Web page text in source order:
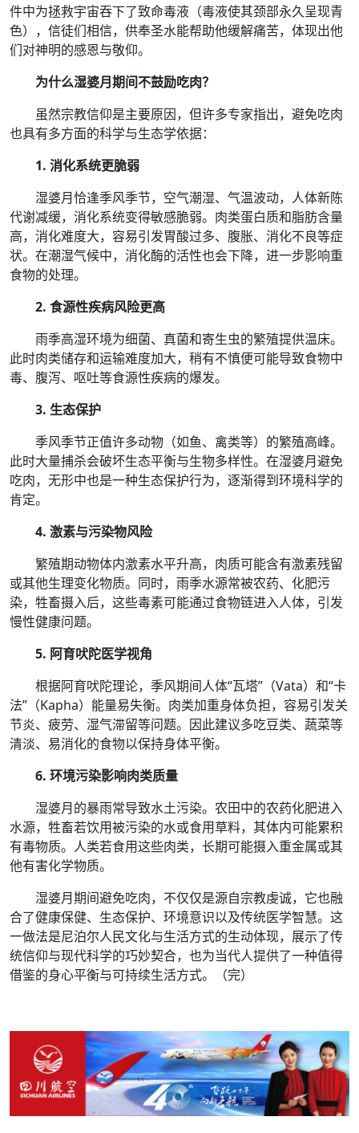
件中为拯救宇宙吞下了致命毒液（毒液使其颈部永久呈现青
色），信徒们相信，供奉圣水能帮助他缓解痛苦，体现出他
们对神明的感恩与敬仰。
为什么湿婆月期间不鼓励吃肉？
虽然宗教信仰是主要原因，但许多专家指出，避免吃肉
也具有多方面的科学与生态学依据：
1. 消化系统更脆弱
湿婆月恰逢季风季节，空气潮湿、气温波动，人体新陈
代谢减缓，消化系统变得敏感脆弱。肉类蛋白质和脂肪含量
高，消化难度大，容易引发胃酸过多、腹胀、消化不良等症
状。在潮湿气候中，消化酶的活性也会下降，进一步影响重
食物的处理。
2. 食源性疾病风险更高
雨季高湿环境为细菌、真菌和寄生虫的繁殖提供温床。
此时肉类储存和运输难度加大，稍有不慎便可能导致食物中
毒、腹泻、呕吐等食源性疾病的爆发。
3. 生态保护
季风季节正值许多动物（如鱼、禽类等）的繁殖高峰。
此时大量捕杀会破坏生态平衡与生物多样性。在湿婆月避免
吃肉，无形中也是一种生态保护行为，逐渐得到环境科学的
肯定。
4. 激素与污染物风险
繁殖期动物体内激素水平升高，肉质可能含有激素残留
或其他生理变化物质。同时，雨季水源常被农药、化肥污
染，牲畜摄入后，这些毒素可能通过食物链进入人体，引发
慢性健康问题。
5. 阿育吠陀医学视角
根据阿育吠陀理论，季风期间人体“瓦塔”（Vata）和“卡
法”（Kapha）能量易失衡。肉类加重身体负担，容易引发关
节炎、疲劳、湿气滞留等问题。因此建议多吃豆类、蔬菜等
清淡、易消化的食物以保持身体平衡。
6. 环境污染影响肉类质量
湿婆月的暴雨常导致水土污染。农田中的农药化肥进入
水源，牲畜若饮用被污染的水或食用草料，其体内可能累积
有毒物质。人类若食用这些肉类，长期可能摄入重金属或其
他有害化学物质。
湿婆月期间避免吃肉，不仅仅是源自宗教虔诚，它也融
合了健康保健、生态保护、环境意识以及传统医学智慧。这
一做法是尼泊尔人民文化与生活方式的生动体现，展示了传
统信仰与现代科学的巧妙契合，也为当代人提供了一种值得
借鉴的身心平衡与可持续生活方式。（完）